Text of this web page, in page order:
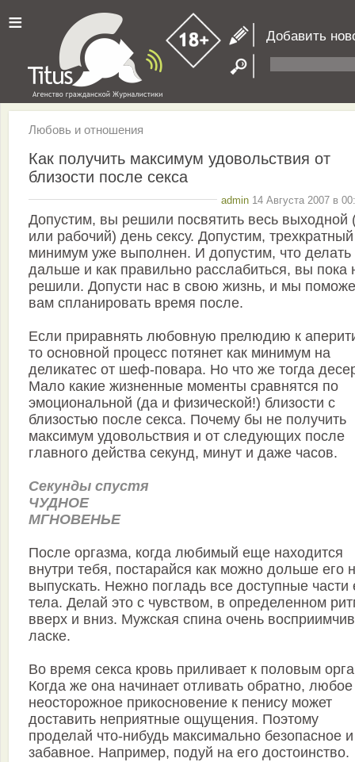
≡ Добавить
Любовь и отношения
Как получить максимум удовольствия от
близости после секса
admin 14 Августа 2007 в
Допустим, вы решили посвятить весь выходной
или рабочий) день сексу. Допустим, трехкратный
минимум уже выполнен. И допустим, что делать
дальше и как правильно расслабиться, вы пока
решили. Допусти нас в свою жизнь, и мы
вам спланировать время после.
Если приравнять любовную прелюдию к
то основной процесс потянет как минимум на
деликатес от шеф-повара. Но что же тогда
Мало какие жизненные моменты сравнятся по
эмоциональной (да и физической!) близости с
близостью после секса. Почему бы не получить
максимум удовольствия и от следующих после
главного действа секунд, минут и даже часов.
Секунды спустя
ЧУДНОЕ
МГНОВЕНЬЕ
После оргазма, когда любимый еще находится
внутри тебя, постарайся как можно дольше его
выпускать. Нежно погладь все доступные части
тела. Делай это с чувством, в определенном
вверх и вниз. Мужская спина очень
ласке.
Во время секса кровь приливает к половым
Когда же она начинает отливать обратно, любое
неосторожное прикосновение к пенису может
доставить неприятные ощущения. Поэтому
проделай что-нибудь максимально безопасное и
забавное. Например, подуй на его достоинство.